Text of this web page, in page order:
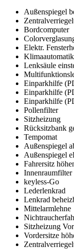
Außenspiegel
Bordcomputer
Elektr.
Klimaautomatik
Lenksäule
Einparkhilfe
Einparkhilfe
Einparkhilfe
Pollenfilter
Sitzheizung
Rücksitzbank
Tempomat
Außenspiegel
Außenspiegel
Fahrersitz
Innenraumfilter
keyless-Go
Lederlenkrad
Lenkrad
Mittelarmlehne
Sitzheizung
Vordersitze